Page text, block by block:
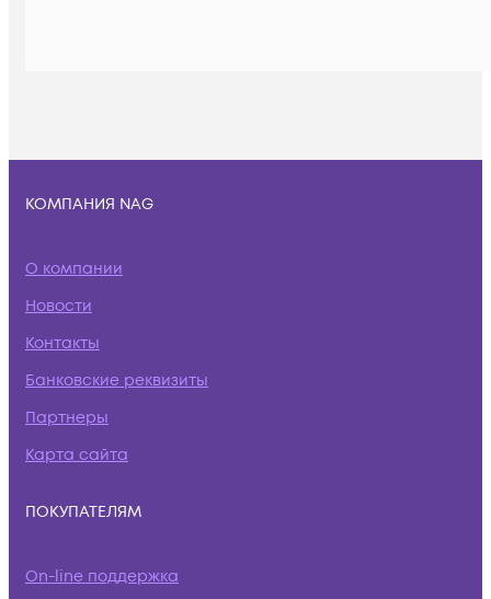
КОМПАНИЯ NAG
О компании
Новости
Контакты
Банковские реквизиты
Партнеры
Карта сайта
ПОКУПАТЕЛЯМ
On-line поддержка